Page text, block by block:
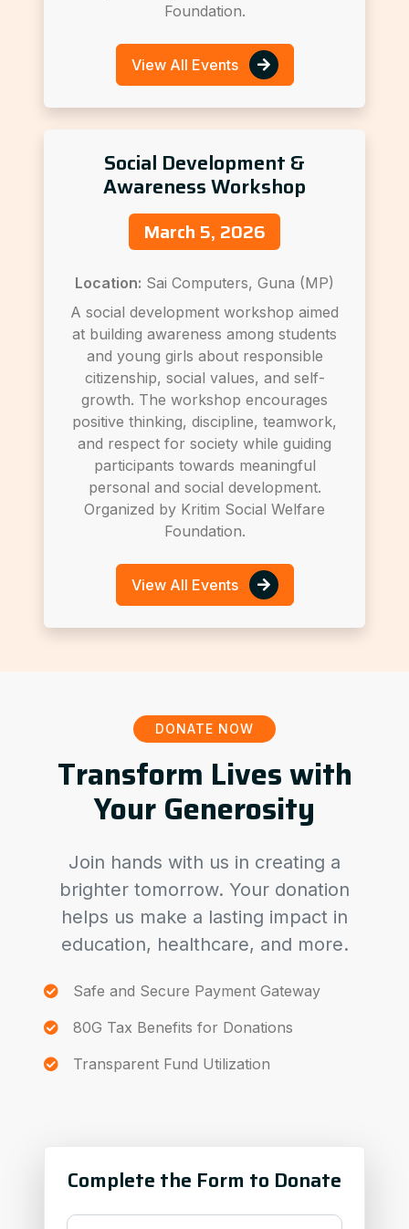
Foundation.
View All Events
Social Development &
Awareness Workshop
March 5, 2026
Location: Sai Computers, Guna (MP)
A social development workshop aimed
at building awareness among students
and young girls about responsible
citizenship, social values, and self-
growth. The workshop encourages
positive thinking, discipline, teamwork,
and respect for society while guiding
participants towards meaningful
personal and social development.
Organized by Kritim Social Welfare
Foundation.
View All Events
DONATE NOW
Transform Lives with
Your Generosity
Join hands with us in creating a
brighter tomorrow. Your donation
helps us make a lasting impact in
education, healthcare, and more.
Safe and Secure Payment Gateway
80G Tax Benefits for Donations
Transparent Fund Utilization
Complete the Form to Donate